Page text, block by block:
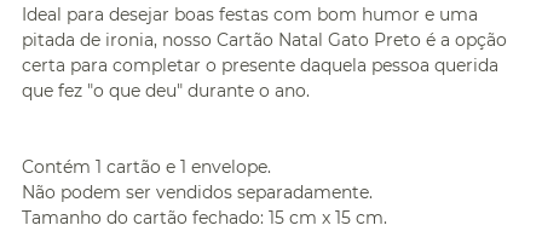
Ideal para desejar boas festas com bom humor e uma
pitada de ironia, nosso Cartão Natal Gato Preto é a opção
certa para completar o presente daquela pessoa querida
que fez "o que deu" durante o ano.
Contém 1 cartão e 1 envelope.
Não podem ser vendidos separadamente.
Tamanho do cartão fechado: 15 cm x 15 cm.